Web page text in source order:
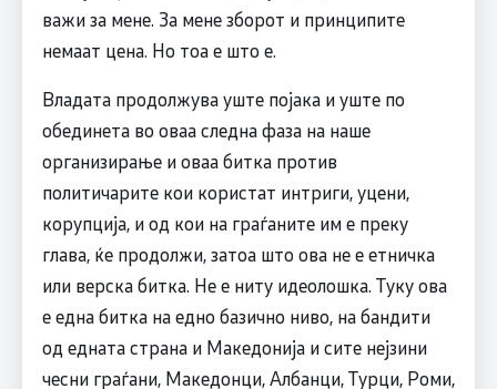
важи за мене. За мене зборот и принципите
немаат цена. Но тоа е што е.
Владата продолжува уште појака и уште по
обединета во оваа следна фаза на наше
организирање и оваа битка против
политичарите кои користат интриги, уцени,
корупција, и од кои на граѓаните им е преку
глава, ќе продолжи, затоа што ова не е етничка
или верска битка. Не е ниту идеолошка. Туку ова
е една битка на едно базично ниво, на бандити
од едната страна и Македонија и сите нејзини
чесни граѓани, Македонци, Албанци, Турци, Роми,